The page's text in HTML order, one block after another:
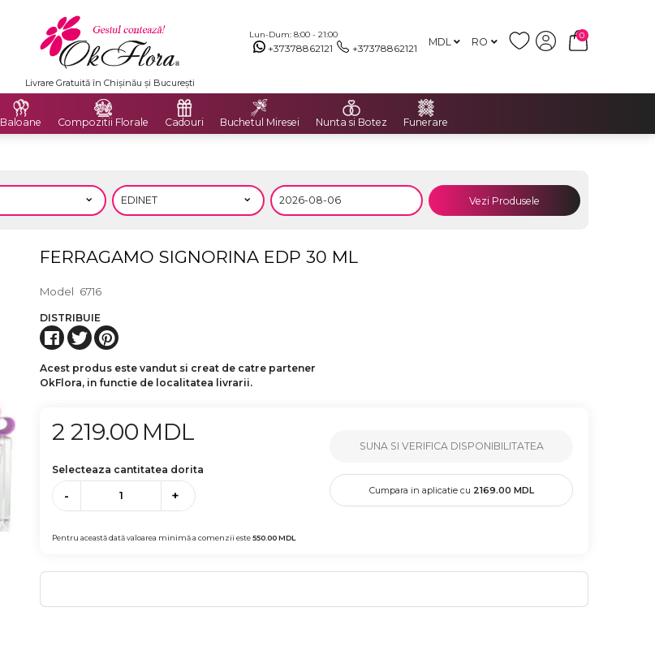
Lun-Dum: 8:00 - 21:00
+37378862121 +37378862121 MDL RO
0
Livrare Gratuită în Chișinău și București
Baloane Compozitii Florale Cadouri Buchetul Miresei Nunta si Botez Funerare
Vezi Produsele
FERRAGAMO SIGNORINA EDP 30 ML
Model 6716
DISTRIBUIE
Acest produs este vandut si creat de catre partener
OkFlora, in functie de localitatea livrarii.
2 219.00 MDL
Selecteaza cantitatea dorita
- +
Pentru această dată valoarea minimă a comenzii este550.00MDL
SUNA SI VERIFICA DISPONIBILITATEA
Cumpara in aplicatie cu 2169.00 MDL